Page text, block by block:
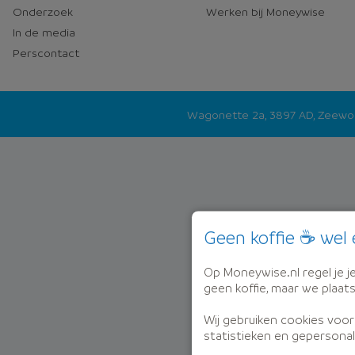
Onderzoek
In de media
Perscontact
Werken bij Moneywise
Wagonette 2a, 3897 AD,
Geen koffie ☕
Op Moneywise.nl regel je
geen koffie, maar we
Wij gebruiken cookies
statistieken en